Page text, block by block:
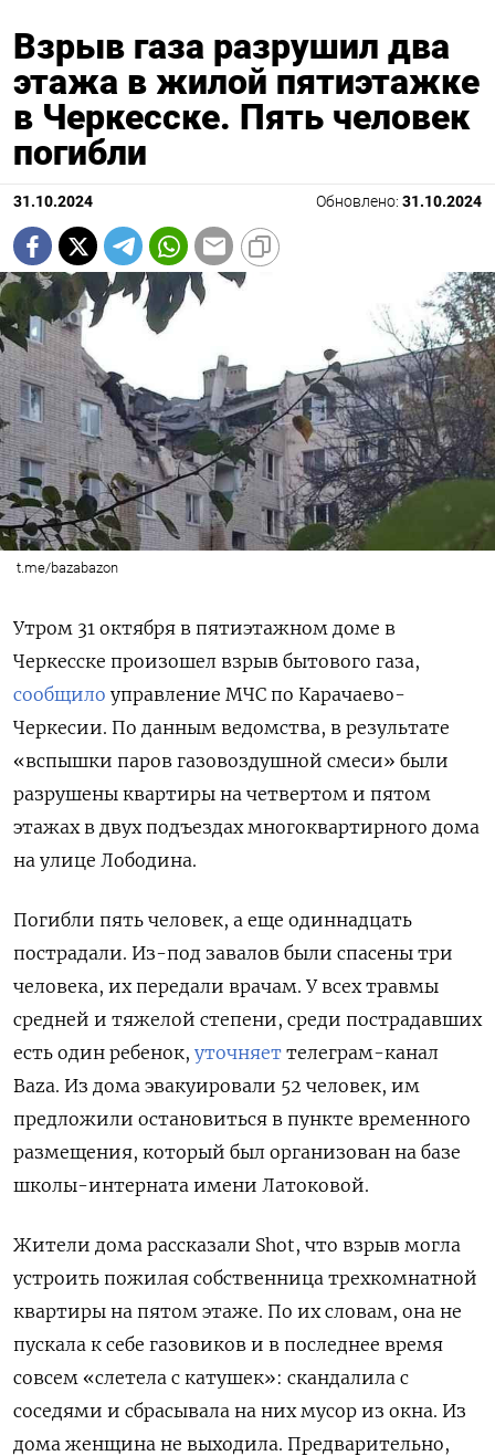
Взрыв газа разрушил два
этажа в жилой пятиэтажке
в Черкесске. Пять человек
погибли
31.10.2024 Обновлено: 31.10.2024
t.me/bazabazon
Утром 31 октября в пятиэтажном доме в
Черкесске произошел взрыв бытового газа,
сообщило управление МЧС по Карачаево-
Черкесии. По данным ведомства, в результате
«вспышки паров газовоздушной смеси» были
разрушены квартиры на четвертом и пятом
этажах в двух подъездах многоквартирного дома
на улице Лободина.
Погибли пять человек, а еще одиннадцать
пострадали. Из-под завалов были спасены три
человека, их передали врачам. У всех травмы
средней и тяжелой степени, среди пострадавших
есть один ребенок, уточняет телеграм-канал
Baza. Из дома эвакуировали 52 человек, им
предложили остановиться в пункте временного
размещения, который был организован на базе
школы-интерната имени Латоковой.
Жители дома рассказали Shot, что взрыв могла
устроить пожилая собственница трехкомнатной
квартиры на пятом этаже. По их словам, она не
пускала к себе газовиков и в последнее время
совсем «слетела с катушек»: скандалила с
соседями и сбрасывала на них мусор из окна. Из
дома женщина не выходила. Предварительно,